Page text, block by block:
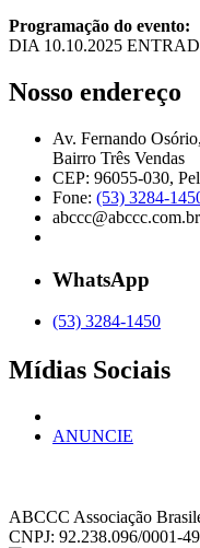
Programação do evento:
DIA 10.10.2025
Nosso endereço
Av. Fernando
Bairro Três Vendas
CEP: 96055-030,
Fone: (53) 3284-
abccc@abccc.com.br
WhatsApp
(53) 3284-1450
Mídias Sociais
ANUNCIE
ABCCC Associação
CNPJ: 92.238.096/0001-49